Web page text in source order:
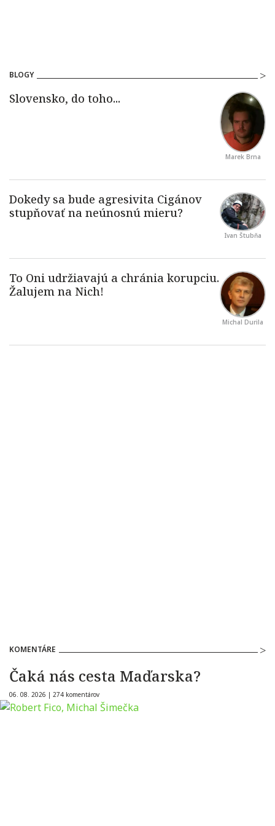
BLOGY
Marek Brna
Ivan Štubňa
Michal Durila
KOMENTÁRE
Čaká nás cesta Maďarska?
06. 08. 2026 | 274 komentárov